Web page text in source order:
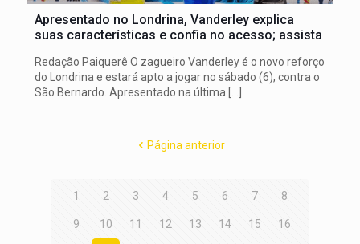
Apresentado no Londrina, Vanderley explica
suas características e confia no acesso; assista
Redação Paiquerê O zagueiro Vanderley é o novo reforço
do Londrina e estará apto a jogar no sábado (6), contra o
São Bernardo. Apresentado na última […]
Página anterior
1 2 3 4 5 6 7 8
9 10 11 12 13 14 15 16